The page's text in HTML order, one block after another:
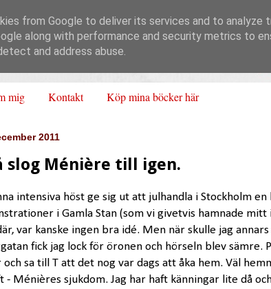
mig Kontakt Köp mina böcker här
2011
slog Ménière till igen.
intensiva höst ge sig ut att julhandla i Stockholm
i Gamla Stan (som vi givetvis hamnade
var kanske ingen bra idé. Men när skulle jag
fick jag lock för öronen och hörseln blev sämre.
och sa till T att det nog var dags att åka hem. Väl
- Ménières sjukdom. Jag har haft känningar lite då
from Google to deliver its services and to analyze
along with performance and security metrics to
and address abuse.